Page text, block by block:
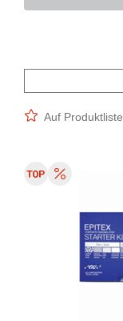
Auf Produktliste